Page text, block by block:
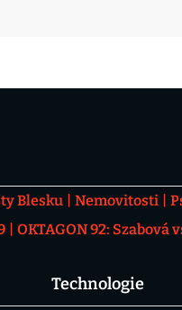
Blesku Nemovitosti
OKTAGON 92: Szabová
Technologie